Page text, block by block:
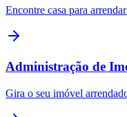
Encontre casa para
Administração de
Gira o seu imóvel